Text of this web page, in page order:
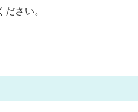
さい。